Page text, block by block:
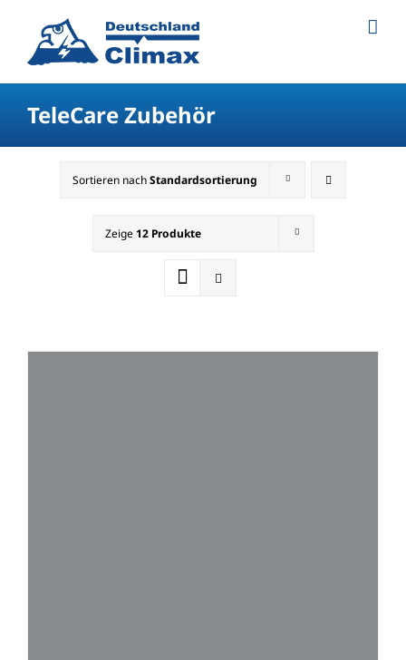
TeleCare Zubehör
Sortieren nachStandardsortierung
Zeige 12 Produkte